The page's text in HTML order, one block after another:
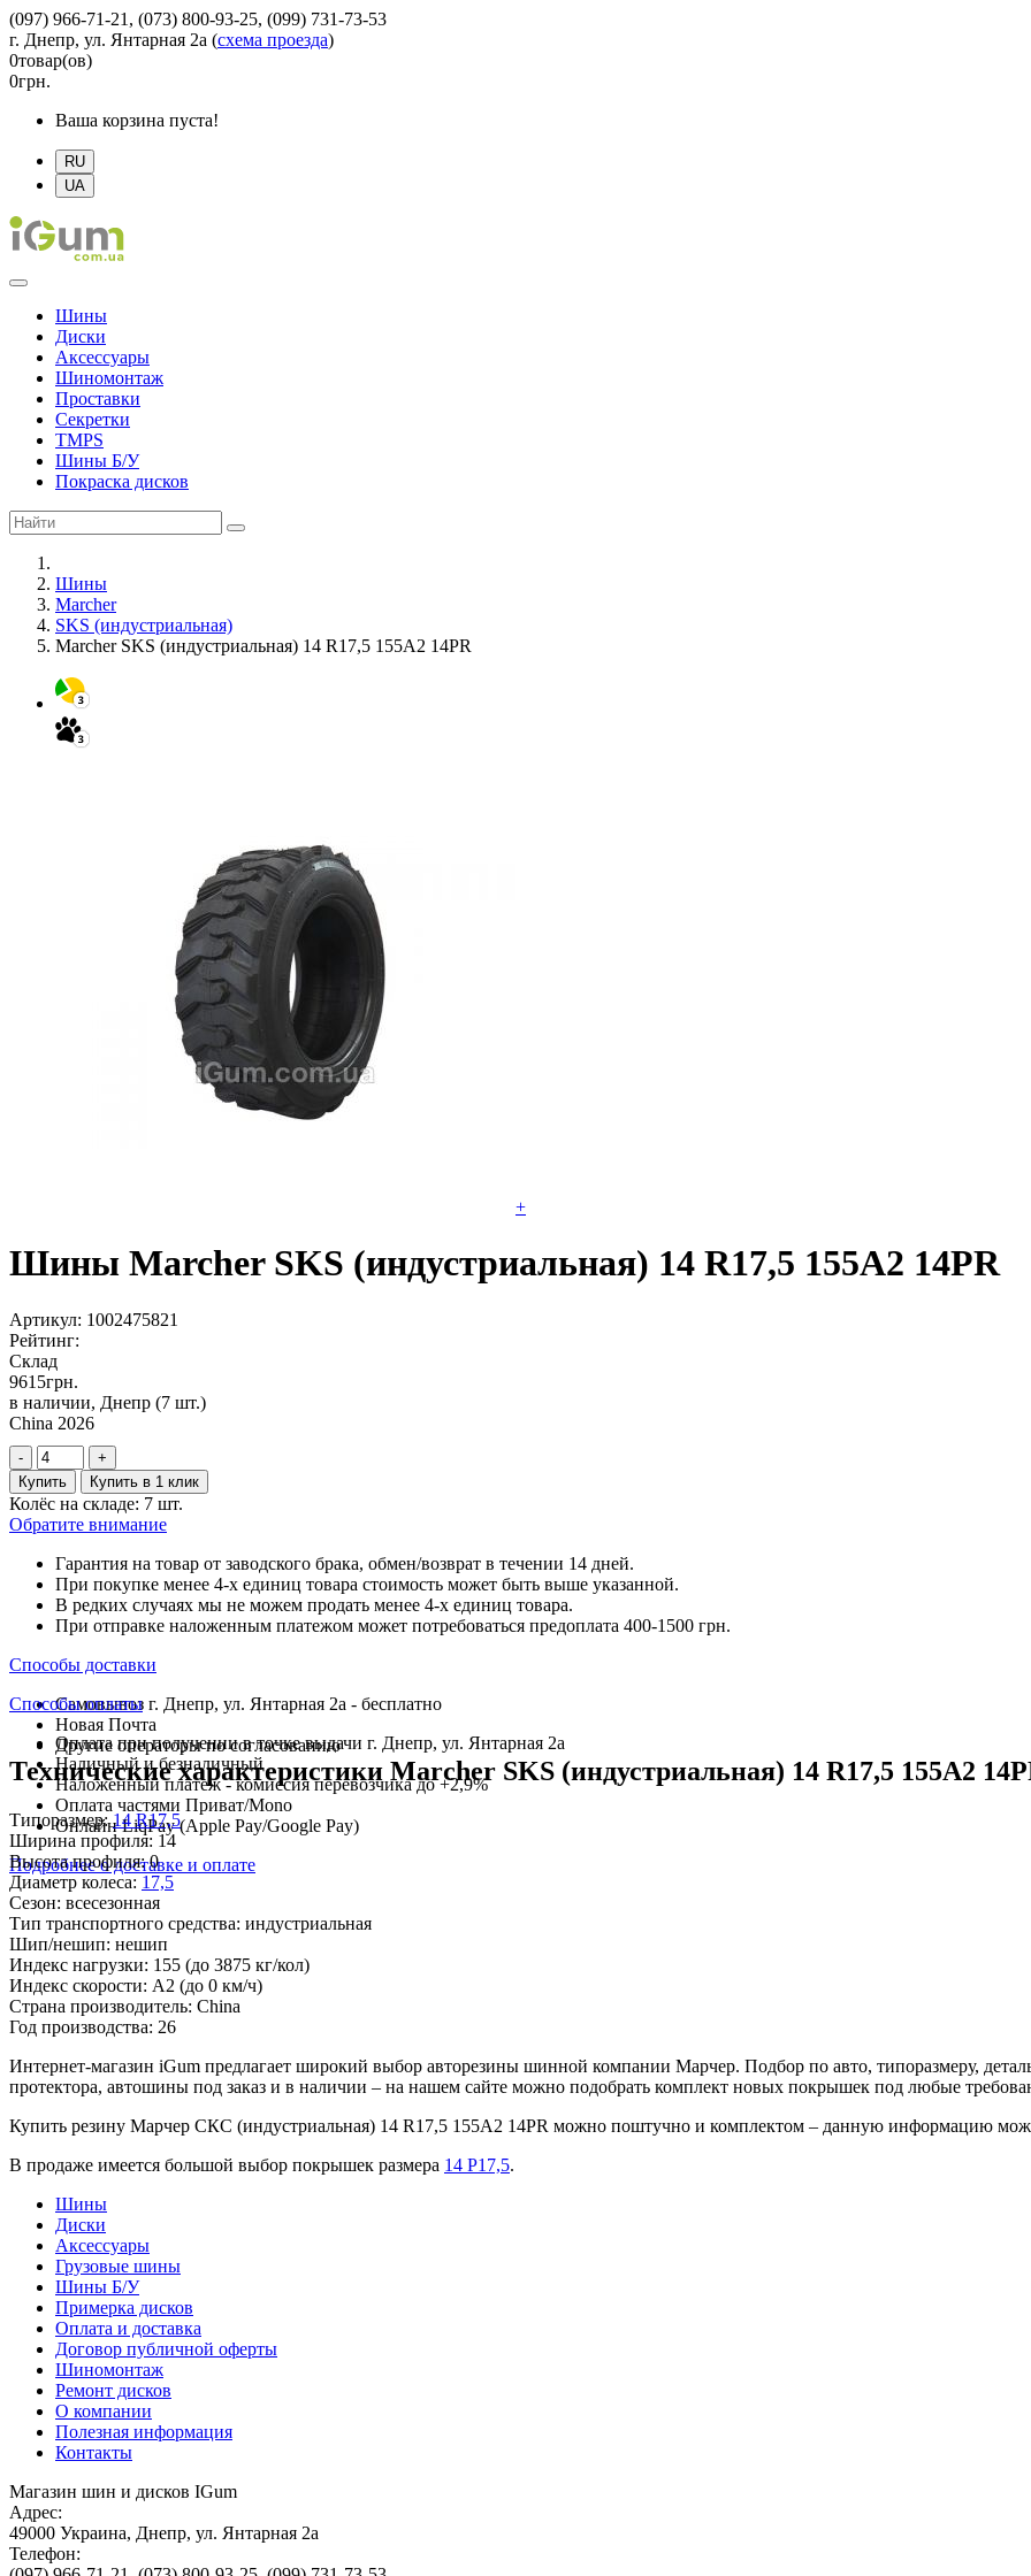
(097) 966-71-21, (073) 800-93-25, (099) 731-73-53
г. Днепр, ул. Янтарная 2а (схема проезда)
0товар(ов)
0грн.
Ваша корзина пуста!
RU
UA
Шины
Диски
Аксессуары
Шиномонтаж
Проставки
Секретки
TMPS
Шины Б/У
Покраска дисков
Шины
Marcher
SKS (индустриальная)
Marcher SKS (индустриальная) 14 R17,5 155A2 14PR
+
Шины Marcher SKS (индустриальная) 14 R17,5 155A2 14PR
Артикул: 1002475821
Рейтинг:
Склад
9615грн.
в наличии, Днепр (7 шт.)
China 2026
-
+
Купить
Купить в 1 клик
Колёс на складе: 7 шт.
Обратите внимание
Гарантия на товар от заводского брака, обмен/возврат в течении 14 дней.
При покупке менее 4-х единиц товара стоимость может быть выше указанной.
В редких случаях мы не можем продать менее 4-х единиц товара.
При отправке наложенным платежом может потребоваться предоплата 400-1500 грн.
Способы доставки
Самовывоз г. Днепр, ул. Янтарная 2а - бесплатно
Новая Почта
Другие операторы по согласованию
Способы оплаты
Оплата при получении в точке выдачи г. Днепр, ул. Янтарная 2а
Наличный и безналичный
Наложенный платеж - комиссия перевозчика до +2,9%
Оплата частями Приват/Mono
Онлайн LiqPay (Apple Pay/Google Pay)
Подробнее о доставке и оплате
Технические характеристики Marcher SKS (индустриальная) 14 R17,5 155A2
Типоразмер:14 R17,5
Ширина профиля: 14
Высота профиля:0
Диаметр колеса: 17,5
Сезон: всесезонная
Тип транспортного средства: индустриальная
Шип/нешип: нешип
Индекс нагрузки: 155 (до 3875 кг/кол)
Индекс скорости: A2 (до 0 км/ч)
Страна производитель: China
Год производства: 26
Интернет-магазин iGum предлагает широкий выбор авторезины шинной компании Марчер. Подбор по авто, типоразмеру,
протектора, автошины под заказ и в наличии – на нашем сайте можно подобрать комплект новых покрышек под любые
Купить резину Марчер СКС (индустриальная) 14 R17,5 155A2 14PR можно поштучно и комплектом – данную информацию
В продаже имеется большой выбор покрышек размера 14 Р17,5.
Шины
Диски
Аксессуары
Грузовые шины
Шины Б/У
Примерка дисков
Оплата и доставка
Договор публичной оферты
Шиномонтаж
Ремонт дисков
О компании
Полезная информация
Контакты
Магазин шин и дисков IGum
Адрес:
49000 Украина, Днепр, ул. Янтарная 2а
Телефон: